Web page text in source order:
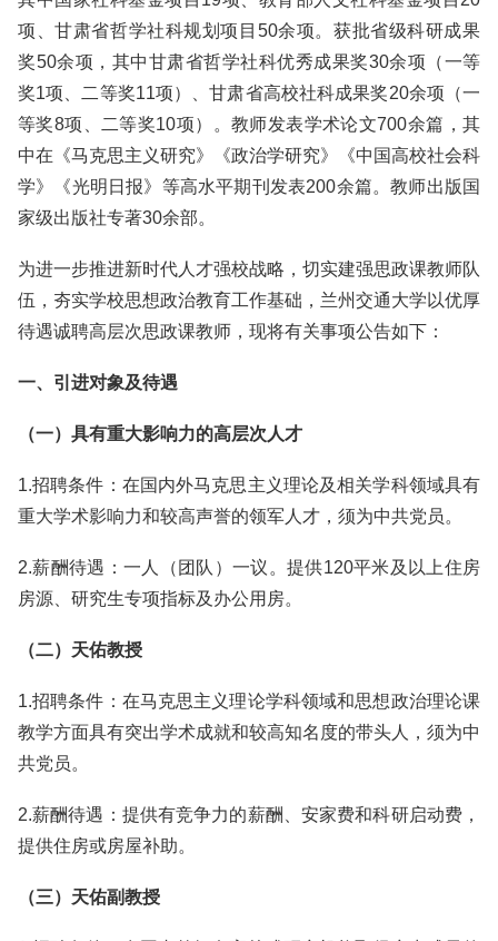
项、甘肃省哲学社科规划项目50余项。获批省级科研成果
奖50余项，其中甘肃省哲学社科优秀成果奖30余项（一等
奖1项、二等奖11项）、甘肃省高校社科成果奖20余项（一
等奖8项、二等奖10项）。教师发表学术论文700余篇，其
中在《马克思主义研究》《政治学研究》《中国高校社会科
学》《光明日报》等高水平期刊发表200余篇。教师出版国
家级出版社专著30余部。
为进一步推进新时代人才强校战略，切实建强思政课教师队
伍，夯实学校思想政治教育工作基础，兰州交通大学以优厚
待遇诚聘高层次思政课教师，现将有关事项公告如下：
一、引进对象及待遇
（一）具有重大影响力的高层次人才
1.招聘条件：在国内外马克思主义理论及相关学科领域具有
重大学术影响力和较高声誉的领军人才，须为中共党员。
2.薪酬待遇：一人（团队）一议。提供120平米及以上住房
房源、研究生专项指标及办公用房。
（二）天佑教授
1.招聘条件：在马克思主义理论学科领域和思想政治理论课
教学方面具有突出学术成就和较高知名度的带头人，须为中
共党员。
2.薪酬待遇：提供有竞争力的薪酬、安家费和科研启动费，
提供住房或房屋补助。
（三）天佑副教授